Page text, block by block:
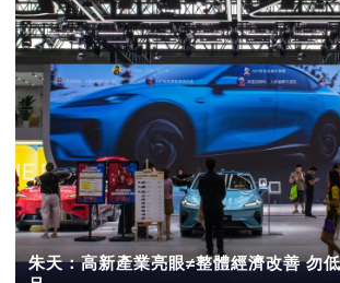
朱天：高新產業亮眼≠整體經濟改善 勿